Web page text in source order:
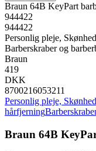
Braun 64B KeyPart
944422
944422
Personlig pleje,
Barberskraber og
Braun
419
DKK
8700216053211
Personlig pleje,
hårfjerning
Braun 64B